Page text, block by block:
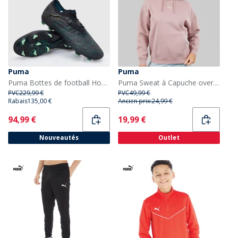
Puma
Puma Bottes de football Homme Future 8 Ultimate Low FG terrain ferme Puma Black
PVC229,99 €
Rabais135,00 €
Current
94,99 €
Nouveautés
Puma
Puma Sweat à Capuche oversize essentiel Femme Plum Haze
PVC49,99 €
Ancien prix:24,99 €
Current
19,99 €
Outlet